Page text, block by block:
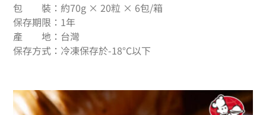
包 裝：約70g × 20粒 × 6包/箱
保存期限：1年
產 地：台灣
保存方式：冷凍保存於-18°C以下